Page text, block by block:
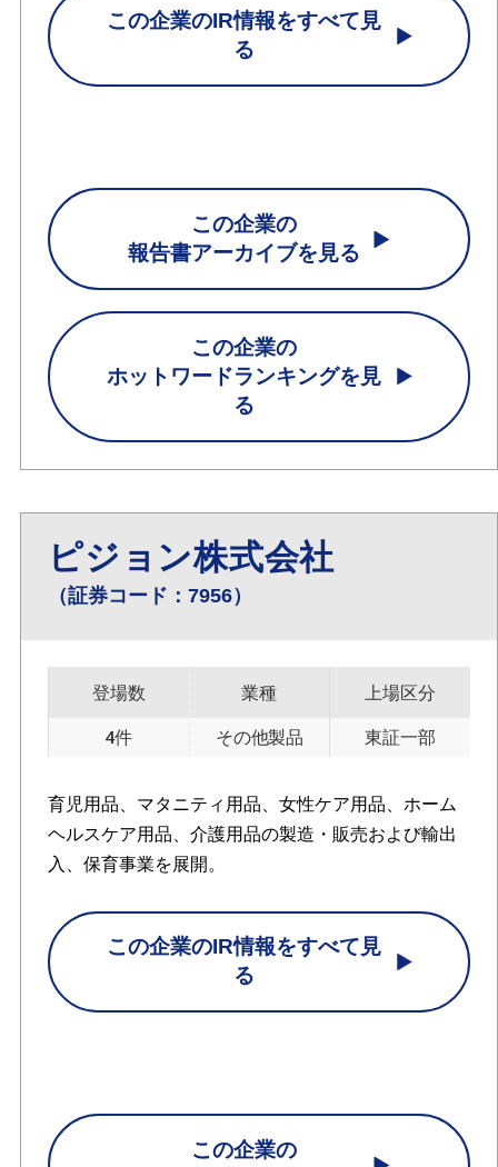
この企業のIR情報をすべて見
る
この企業の
報告書アーカイブを見る
この企業の
ホットワードランキングを見
る
ピジョン株式会社
（証券コード：7956）
登場数
4件
業種
その他製品
上場区分
東証一部
育児用品、マタニティ用品、女性ケア用品、ホーム
ヘルスケア用品、介護用品の製造・販売および輸出
入、保育事業を展開。
この企業のIR情報をすべて見
る
この企業の